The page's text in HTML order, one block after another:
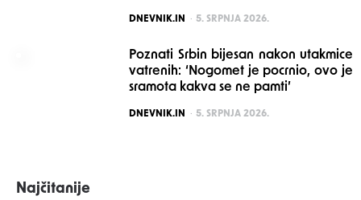
POSTED
DNEVNIK.IN 5. SRPNJA 2026.
Poznati Srbin bijesan nakon utakmice
vatrenih: ‘Nogomet je pocrnio, ovo je
sramota kakva se ne pamti’
POSTED
DNEVNIK.IN 5. SRPNJA 2026.
Najčitanije